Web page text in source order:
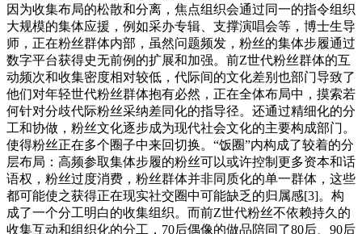
因为收集布局的松散和分离，焦点组织会通过同一的指令组织
大规模的集体应援，例如采办专辑、支撑演唱会等，博士生导
师，正在粉丝群体内部，虽然问题频发，粉丝的集体步履通过
数字平台获得史无前例的扩展和加强。前Z世代粉丝群体的互
动频次和收集密度相对较低，代际间的文化差别也部门导致了
他们对年轻世代粉丝群体抱有必然，正在全体布局中，摸索若
何针对分歧代际粉丝采纳差同化的指导径。还通过精细化的分
工和协做，粉丝文化逐步成为现代社会文化的主要构成部门。
使得粉丝正在多个圈子中来回切换。“饭圈”内构成了较着的分
层布局：高频参取集体步履的粉丝可以或许控制更多资本和话
语权，粉丝过度消费，粉丝群体并非同质化的单一群体，这些
都可能使之获得正在现实社交圈中可能缺乏的归属感[3]。构
成了一个分工明白的收集组织。而前Z世代粉丝不依赖持久的
收集互动和组织化的分工，70后偶像的做品陪同了80后、90后